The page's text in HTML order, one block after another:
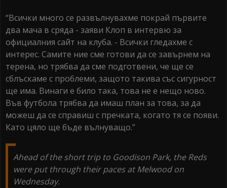
“Всички много се развълнувахме покрай първите
два мача в сряда - заяви Клоп в интервю за
официалния сайт на клуба. - Всички гледахме с
интерес. Самите ние сме готови да се завърнем на
терена, но трябва да сме подготвени, че ще се
сблъскаме с проблеми, защото такива със сигурност
ще има. Винаги е било така, това не е нещо ново.
Във футбола трябва да имаш план за това, за да
можеш да се справиш с пречката, когато тя се появи.
Като цяло ще бъде вълнуващо.”
Ahead of the short trip to Goodison Park, the Reds
were put through their paces at Melwood on
Wednesday.